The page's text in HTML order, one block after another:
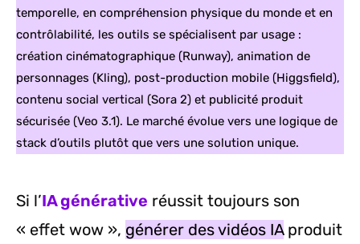
temporelle, en compréhension physique du monde et en
contrôlabilité, les outils se spécialisent par usage :
création cinématographique (Runway), animation de
personnages (Kling), post-production mobile (Higgsfield),
contenu social vertical (Sora 2) et publicité produit
sécurisée (Veo 3.1). Le marché évolue vers une logique de
stack d’outils plutôt que vers une solution unique.
Si l’IA générative réussit toujours son
« effet wow », générer des vidéos IAproduit